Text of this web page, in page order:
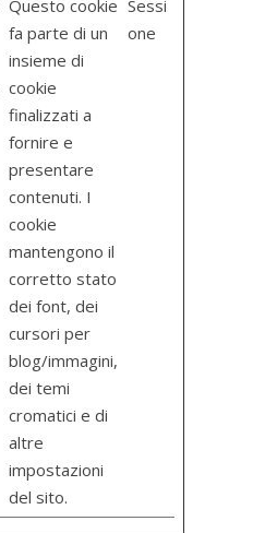
Questo cookie
fa parte di un
insieme di
cookie
finalizzati a
fornire e
presentare
contenuti. I
cookie
mantengono il
corretto stato
dei font, dei
cursori per
blog/immagini,
dei temi
cromatici e di
altre
impostazioni
del sito.
Sessi
one